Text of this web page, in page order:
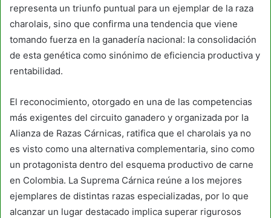
representa un triunfo puntual para un ejemplar de la raza
charolais, sino que confirma una tendencia que viene
tomando fuerza en la ganadería nacional: la consolidación
de esta genética como sinónimo de eficiencia productiva y
rentabilidad.
El reconocimiento, otorgado en una de las competencias
más exigentes del circuito ganadero y organizada por la
Alianza de Razas Cárnicas, ratifica que el charolais ya no
es visto como una alternativa complementaria, sino como
un protagonista dentro del esquema productivo de carne
en Colombia. La Suprema Cárnica reúne a los mejores
ejemplares de distintas razas especializadas, por lo que
alcanzar un lugar destacado implica superar rigurosos